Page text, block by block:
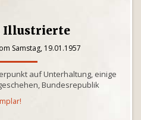
Illustrierte
Samstag, 19.01.1957
auf Unterhaltung, einige
Bundesrepublik